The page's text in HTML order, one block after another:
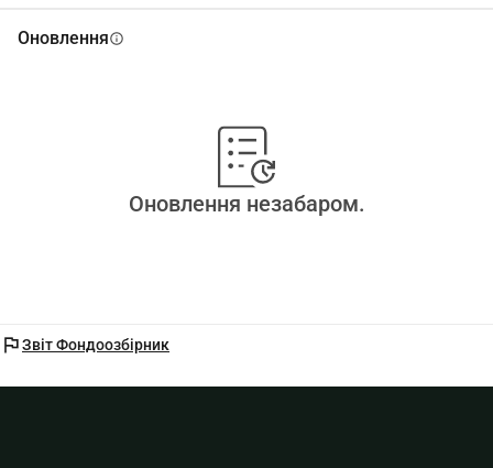
Оновленняinfo
Оновлення незабаром.
flagЗвіт Фондоозбірник